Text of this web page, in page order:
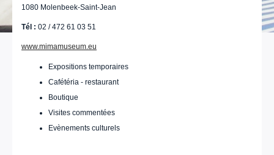
1080 Molenbeek-Saint-Jean
Tél : 02 / 472 61 03 51
www.mimamuseum.eu
Expositions temporaires
Cafétéria - restaurant
Boutique
Visites commentées
Evènements culturels